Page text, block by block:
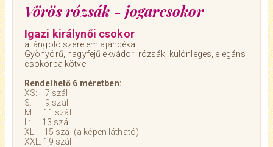
Vörös rózsák - jogarcsokor
Igazi királynői csokor
a lángoló szerelem ajándéka.
Gyönyörű, nagyfejű ekvádori rózsák, különleges, elegáns
csokorba kötve.
Rendelhető 6 méretben:
XS: 7 szál
S: 9 szál
M: 11 szál
L: 13 szál
XL: 15 szál (a képen látható)
XXL: 19 szál